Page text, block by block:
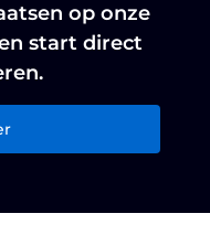
op onze
start direct